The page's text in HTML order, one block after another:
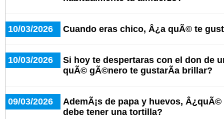
10/03/2026 Cuando eras chico, Â¿a quÃ© te
10/03/2026
Si hoy te despertaras con el don de
quÃ© gÃ©nero te gustarÃ­a brillar?
09/03/2026
AdemÃ¡s de papa y huevos,
debe tener una tortilla?